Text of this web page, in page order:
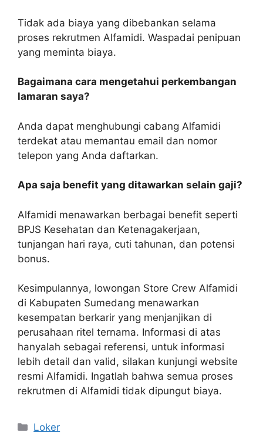
Tidak ada biaya yang dibebankan selama
proses rekrutmen Alfamidi. Waspadai penipuan
yang meminta biaya.
Bagaimana cara mengetahui perkembangan
lamaran saya?
Anda dapat menghubungi cabang Alfamidi
terdekat atau memantau email dan nomor
telepon yang Anda daftarkan.
Apa saja benefit yang ditawarkan selain gaji?
Alfamidi menawarkan berbagai benefit seperti
BPJS Kesehatan dan Ketenagakerjaan,
tunjangan hari raya, cuti tahunan, dan potensi
bonus.
Kesimpulannya, lowongan Store Crew Alfamidi
di Kabupaten Sumedang menawarkan
kesempatan berkarir yang menjanjikan di
perusahaan ritel ternama. Informasi di atas
hanyalah sebagai referensi, untuk informasi
lebih detail dan valid, silakan kunjungi website
resmi Alfamidi. Ingatlah bahwa semua proses
rekrutmen di Alfamidi tidak dipungut biaya.
Kategori
Loker